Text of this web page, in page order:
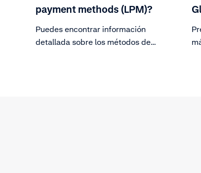
payment methods (LPM)?
Puedes encontrar información
detallada sobre los métodos de